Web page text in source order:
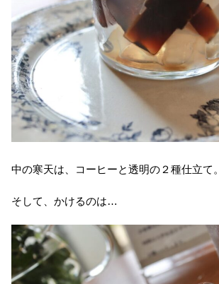
中の寒天は、コーヒーと透明の２種仕立て。
そして、かけるのは…